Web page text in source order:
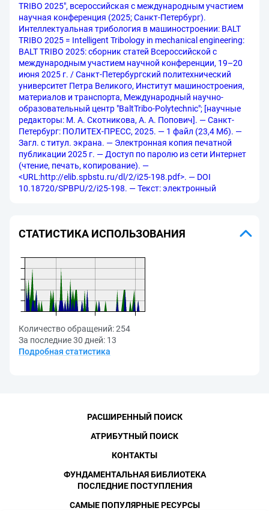
TRIBO 2025", всероссийская с международным участием
научная конференция (2025; Санкт-Петербург).
Интеллектуальная трибология в машиностроении: BALT
TRIBO 2025 = Intelligent Tribology in mechanical engineering:
BALT TRIBO 2025: сборник статей Всероссийской с
международным участием научной конференции, 19–20
июня 2025 г. / Санкт-Петербургский политехнический
университет Петра Великого, Институт машиностроения,
материалов и транспорта, Международный научно-
образовательный центр "BaltTribo-Polytechnic"; [научные
редакторы: М. А. Скотникова, А. А. Попович]. — Санкт-
Петербург: ПОЛИТЕХ-ПРЕСС, 2025. — 1 файл (23,4 Мб). —
Загл. с титул. экрана. — Электронная копия печатной
публикации 2025 г. — Доступ по паролю из сети Интернет
(чтение, печать, копирование). —
<URL:http://elib.spbstu.ru/dl/2/i25-198.pdf>. — DOI
10.18720/SPBPU/2/i25-198. — Текст: электронный
СТАТИСТИКА ИСПОЛЬЗОВАНИЯ
Количество обращений:254
За последние 30 дней: 13
Подробная статистика
РАСШИРЕННЫЙ ПОИСК
АТРИБУТНЫЙ ПОИСК
КОНТАКТЫ
ФУНДАМЕНТАЛЬНАЯ БИБЛИОТЕКА
ПОСЛЕДНИЕ ПОСТУПЛЕНИЯ
САМЫЕ ПОПУЛЯРНЫЕ РЕСУРСЫ